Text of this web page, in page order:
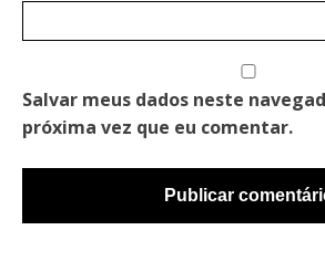
Salvar meus dados neste
próxima vez que eu comentar.